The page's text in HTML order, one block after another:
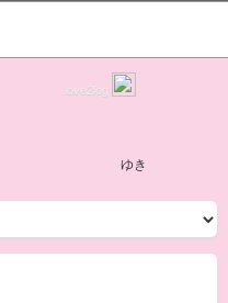
love2log
ゆき